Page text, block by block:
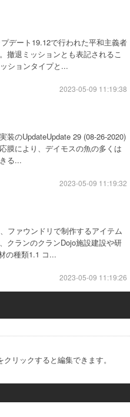
デート19.12で行われた平和主義者
撤退ミッションとも表記されるこ
ションタイプと...
2023-05-09 11:19:38
装のUpdateUpdate 29 (08-26-2020)
膜により、デイモスの魚の多くは
る...
2023-05-09 11:19:32
ファウンドリで制作するアイテム
クランのクランDojo施設建設や研
の種類1.1 コ...
2023-05-09 11:19:26
リックすると編集できます。